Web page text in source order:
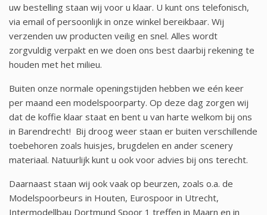
uw bestelling staan wij voor u klaar. U kunt ons telefonisch,
via email of persoonlijk in onze winkel bereikbaar. Wij
verzenden uw producten veilig en snel. Alles wordt
zorgvuldig verpakt en we doen ons best daarbij rekening te
houden met het milieu.
Buiten onze normale openingstijden hebben we eén keer
per maand een modelspoorparty. Op deze dag zorgen wij
dat de koffie klaar staat en bent u van harte welkom bij ons
in Barendrecht! Bij droog weer staan er buiten verschillende
toebehoren zoals huisjes, brugdelen en ander scenery
materiaal. Natuurlijk kunt u ook voor advies bij ons terecht.
Daarnaast staan wij ook vaak op beurzen, zoals o.a. de
Modelspoorbeurs in Houten, Eurospoor in Utrecht,
Intermodellbau Dortmund Spoor 1 treffen in Maarn en in